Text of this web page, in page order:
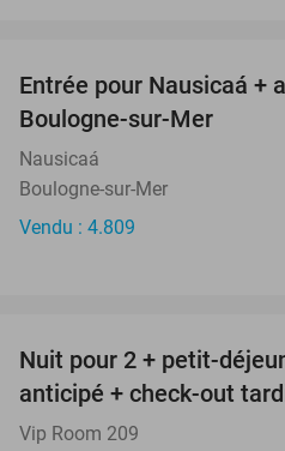
Entrée pour Nausicaá +
Boulogne-sur-Mer
Nausicaá
Boulogne-sur-Mer
Vendu : 4.809
Nuit pour 2 + petit-
anticipé + check-out
Vip Room 209